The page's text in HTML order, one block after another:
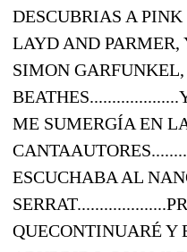
DESCUBRIAS A
LAYD AND PARMER,
SIMON
ME SUMERGÍA EN
ESCUCHABA AL
QUECONTINUARÉ Y